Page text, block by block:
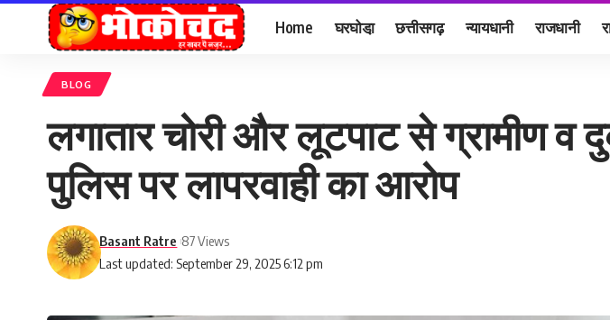
Home घरघोडा़ छत्तीसगढ़ न्यायधानी राजधानी
BLOG
लगातार चोरी और लूटपाट से ग्रामीण व
पुलिस पर लापरवाही का आरोप
Last updated: September 29, 2025 6:12 pm
Basant Ratre 87 Views